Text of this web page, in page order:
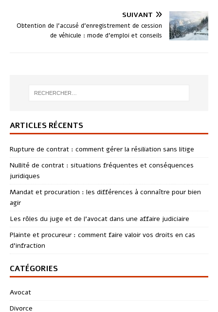
SUIVANT
Obtention de l’accusé d’enregistrement de cession
de véhicule : mode d’emploi et conseils
ARTICLES RÉCENTS
Rupture de contrat : comment gérer la résiliation sans litige
Nullité de contrat : situations fréquentes et conséquences
juridiques
Mandat et procuration : les différences à connaître pour bien
agir
Les rôles du juge et de l’avocat dans une affaire judiciaire
Plainte et procureur : comment faire valoir vos droits en cas
d’infraction
CATÉGORIES
Avocat
Divorce